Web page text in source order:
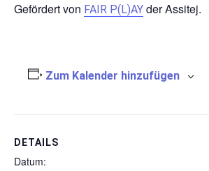
Gefördert von FAIR P(L)AY der Assitej.
Zum Kalender hinzufügen
DETAILS
Datum: